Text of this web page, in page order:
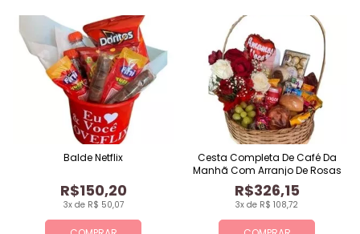
3x de R$ 50,07
R$150,20
Balde Netflix
3x de R$ 108,72
R$326,15
Cesta Completa De Café Da
Manhã Com Arranjo De Rosas